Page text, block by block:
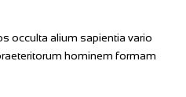
occulta alium sapientia vario
hominem formam